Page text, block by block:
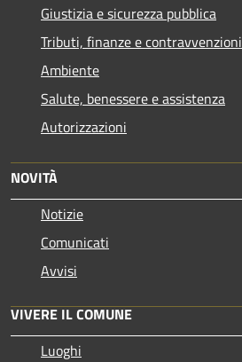
Giustizia e sicurezza pubblica
Tributi, finanze e contravvenzioni
Ambiente
Salute, benessere e assistenza
Autorizzazioni
NOVITÀ
Notizie
Comunicati
Avvisi
VIVERE IL COMUNE
Luoghi